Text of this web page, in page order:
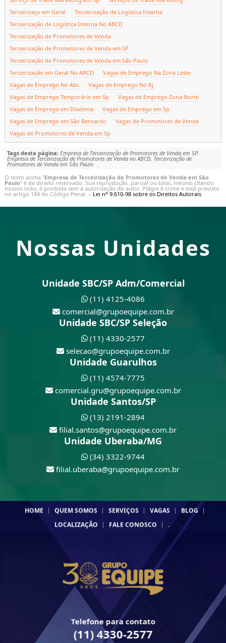
Terceirizaço em Geral
Terceirização de Logística Interna
Terceirização de Logística Interna No ABCD
Terceirização de Promotores de Venda
Terceirização de Promotores de Venda em SP
Terceirização de Promotores de Venda em São Paulo
Terceirização em Geral No ABCD
Vagas de Emprego Na Zona Leste
Vagas de Emprego No Abc
Vagas de Emprego No Rj
Vagas de Emprego Temporário em Sp
Vagas de Emprego Zona Norte
Vagas de Emprego em Diadema
Vagas de Emprego em Sp
Vagas de Emprego em São Bernardo
Vagas de Promotores de Venda
Vagas de Promotores de Venda em Sp
Tags desta página: Empresa de Terceirização de Promotores de Venda em SP,
Empresa de Terceirização de Promotores de Venda no ABCD, Terceirização de
Promotores de Venda em São Paulo
O texto acima "Empresa de Terceirização de Promotores de Venda em São
Paulo" é de direito reservado. Sua reprodução, parcial ou total, mesmo citando
nossos links, é proibida sem a autorização do autor. Plágio é crime e está previsto
no artigo 184 do Código Penal. – Lei n° 9.610-98 sobre os Direitos Autorais.
Nossas Unidades
Unidade SBC/SP Adm/Comercial
(11) 4125-4086
comercial@grupoequipe.com.br
Unidade SBC/SP Seleção
(11) 4330-2577
selecao@grupoequipe.com.br
Unidade Guarulhos
(11) 4574-7775
comercial.gru@grupoequipe.com.br
Unidade Santos/SP
(13) 2191-2894
filial.santos@grupoequipe.com.br
Unidade Uberaba/MG
(34) 3322-9744
filial.uberaba@grupoequipe.com.br
HOME QUEM SOMOS SERVIÇOS VAGAS
BLOG
LOCALIZAÇÃO
FALE CONOSCO .
Telefone para contato
(11) 4330-2577